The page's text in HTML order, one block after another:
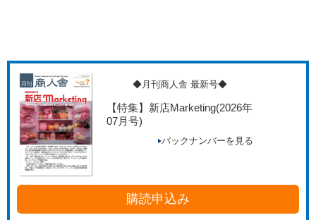
◆月刊商人舎 最新号◆
【特集】新店Marketing(2026年
07月号)
バックナンバーを見る
購読申込み